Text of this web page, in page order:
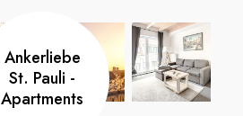
Ankerliebe
St. Pauli -
Apartments